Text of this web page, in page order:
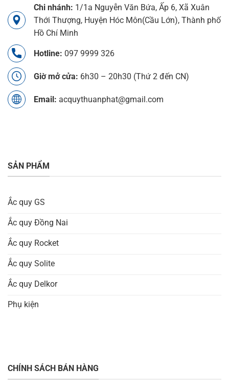
Chi nhánh: 1/1a Nguyễn Văn Bứa, Ấp 6, Xã Xuân
Thới Thượng, Huyện Hóc Môn(Cầu Lớn), Thành phố
Hồ Chí Minh
Hotline: 097 9999 326
Giờ mở cửa: 6h30 – 20h30 (Thứ 2 đến CN)
Email: acquythuanphat@gmail.com
SẢN PHẨM
Ắc quy GS
Ắc quy Đồng Nai
Ắc quy Rocket
Ắc quy Solite
Ắc quy Delkor
Phụ kiện
CHÍNH SÁCH BÁN HÀNG